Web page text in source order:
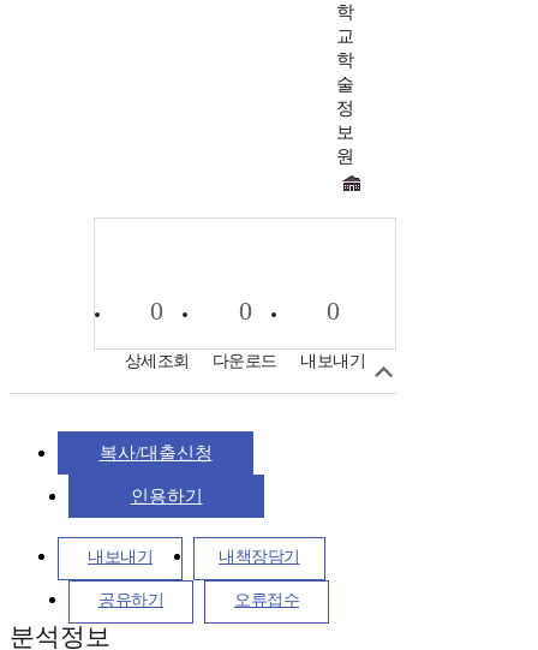
학
교
학
술
정
보
원
0
상세조회
0
다운로드
0
내보내기
복사/대출신청
인용하기
내보내기 내책장담기
공유하기 오류접수
분석정보